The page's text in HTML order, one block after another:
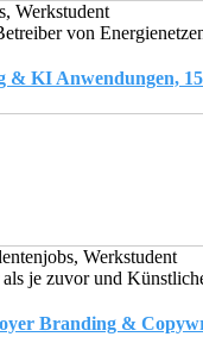
Werkstudent
von
& KI Anwendungen,
Werkstudent
je zuvor und
Branding &